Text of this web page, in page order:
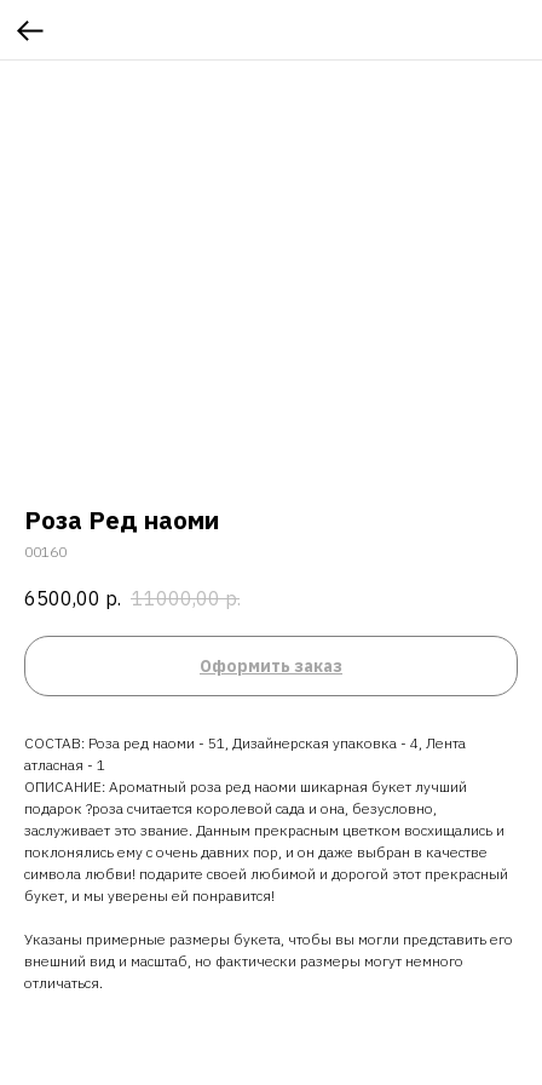
Роза Ред наоми
00160
6500,00 р. 11000,00 р.
Оформить заказ
СОСТАВ: Роза ред наоми - 51, Дизайнерская упаковка - 4, Лента
атласная - 1
ОПИСАНИЕ: Ароматный роза ред наоми шикарная букет лучший
подарок ?роза считается королевой сада и она, безусловно,
заслуживает это звание. Данным прекрасным цветком восхищались и
поклонялись ему с очень давних пор, и он даже выбран в качестве
символа любви! подарите своей любимой и дорогой этот прекрасный
букет, и мы уверены ей понравится!
Указаны примерные размеры букета, чтобы вы могли представить его
внешний вид и масштаб, но фактически размеры могут немного
отличаться.